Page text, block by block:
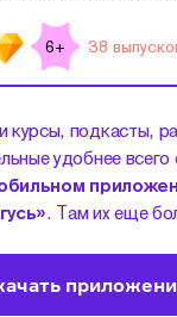
6+ 38
курсы, подкасты,
удобнее всего
. Там их еще